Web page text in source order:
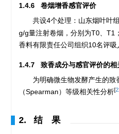
1.4.6 卷烟增香感官评价
共设4个处理：山东烟叶叶
g/g量注射卷烟，分别为T0、T1
香料有限责任公司组织10名评
1.4.7 致香成分与感官评价的相
为明确微生物发酵产生的
（Spearman）等级相关性分析[
2. 结 果